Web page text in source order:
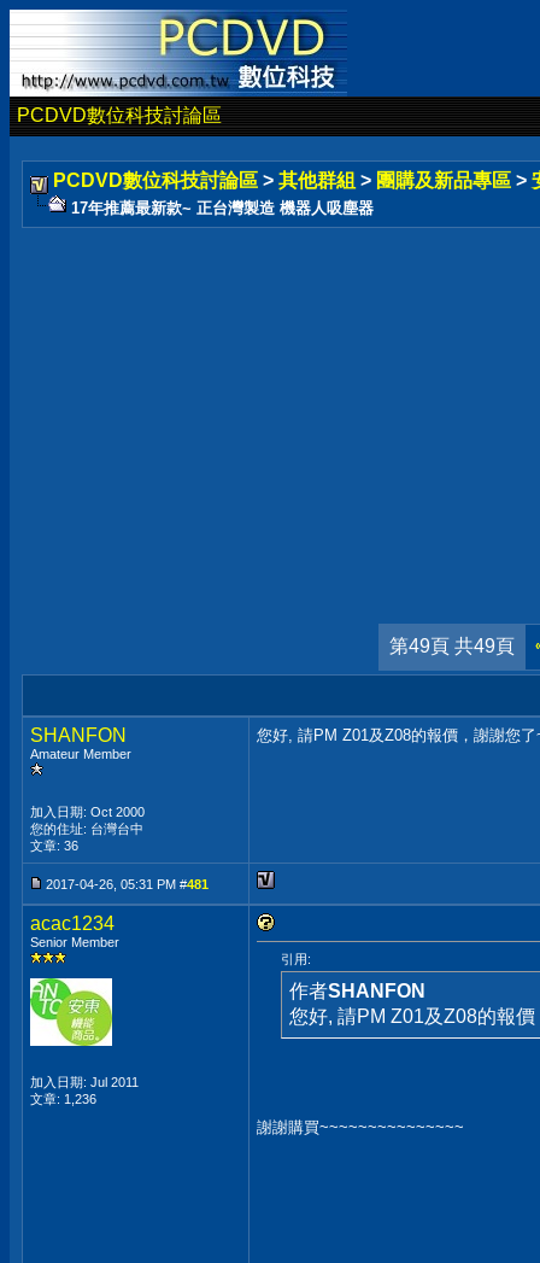
PCDVD數位科技討論區
PCDVD數位科技討論區 > 其他群組 > 團購及新品專區 >
17年推薦最新款~ 正台灣製造 機器人吸塵器
第49頁 共49頁
SHANFON
Amateur Member
加入日期: Oct 2000
您的住址: 台灣台中
文章: 36
您好, 請PM Z01及Z08的報價，謝謝您了
2017-04-26, 05:31 PM #481
acac1234
Senior Member
加入日期: Jul 2011
文章: 1,236
引用:
作者SHANFON
您好, 請PM Z01及Z08的報
謝謝購買~~~~~~~~~~~~~~~